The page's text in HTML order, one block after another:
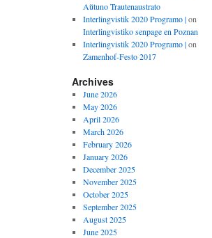
Aŭtuno Trautenaustrato
Interlingvistik 2020 Programo |on
Interlingvistiko senpage en Poznan
Interlingvistik 2020 Programo |on
Zamenhof-Festo 2017
Archives
June 2026
May 2026
April 2026
March 2026
February 2026
January 2026
December 2025
November 2025
October 2025
September 2025
August 2025
June 2025